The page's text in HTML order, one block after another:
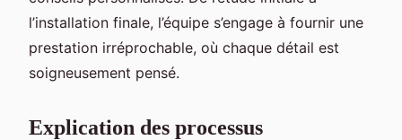
l’installation finale, l’équipe s’engage à fournir une
prestation irréprochable, où chaque détail est
soigneusement pensé.
Explication des processus